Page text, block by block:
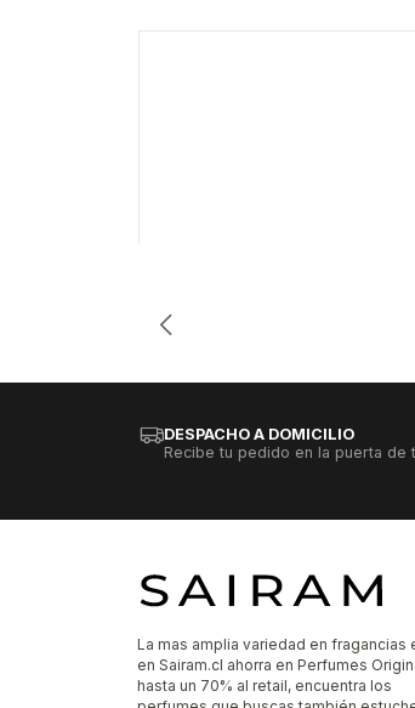
DESPACHO A DOMICILIO
Recibe tu pedido en la puerta de
La mas amplia variedad en fragancias
en Sairam.cl ahorra en Perfumes
hasta un 70% al retail, encuentra los